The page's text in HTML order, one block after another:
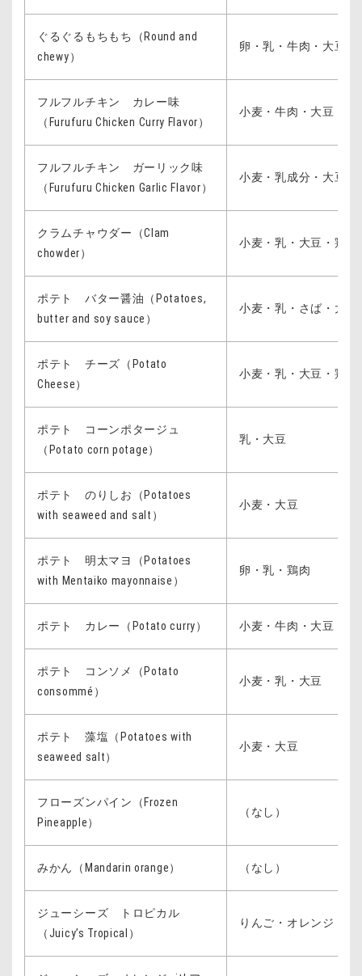
ぐるぐるもちもち（Round and
chewy）
卵・乳・牛肉・大豆・
フルフルチキン カレー味
（Furufuru Chicken Curry Flavor）
小麦・牛肉・大豆・
フルフルチキン ガーリック味
（Furufuru Chicken Garlic Flavor）
小麦・乳成分・大豆
クラムチャウダー（Clam
chowder）
小麦・乳・大豆・鶏肉
ポテト バター醤油（Potatoes,
butter and soy sauce）
小麦・乳・さば・大豆
ポテト チーズ（Potato
Cheese）
小麦・乳・大豆・鶏肉
ポテト コーンポタージュ
（Potato corn potage）
乳・大豆
ポテト のりしお（Potatoes
with seaweed and salt）
小麦・大豆
ポテト 明太マヨ（Potatoes
with Mentaiko mayonnaise）
卵・乳・鶏肉
ポテト カレー（Potato curry） 小麦・牛肉・大豆・豚
ポテト コンソメ（Potato
consommé）
小麦・乳・大豆
ポテト 藻塩（Potatoes with
seaweed salt）
小麦・大豆
フローズンパイン（Frozen
Pineapple）
（なし）
みかん（Mandarin orange） （なし）
ジューシーズ トロピカル
（Juicy’s Tropical）
りんご・オレンジ